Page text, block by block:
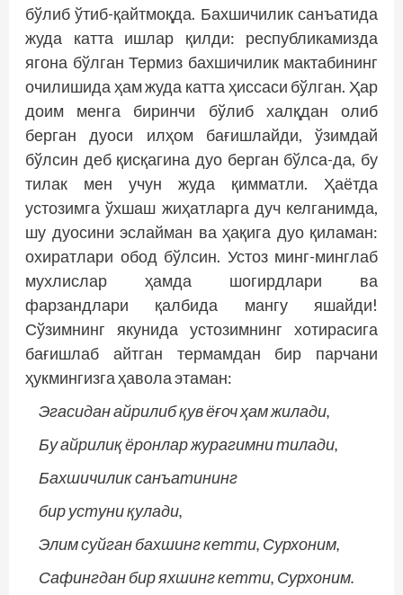
бўлиб ўтиб-қайтмоқда. Бахшичилик санъатида
жуда катта ишлар қилди: республикамизда
ягона бўлган Термиз бахшичилик мактабининг
очилишида ҳам жуда катта ҳиссаси бўлган. Ҳар
доим менга биринчи бўлиб халқдан олиб
берган дуоси илҳом бағишлайди, ўзимдай
бўлсин деб қисқагина дуо берган бўлса-да, бу
тилак мен учун жуда қимматли. Ҳаётда
устозимга ўхшаш жиҳатларга дуч келганимда,
шу дуосини эслайман ва ҳақига дуо қиламан:
охиратлари обод бўлсин. Устоз минг-минглаб
мухлислар ҳамда шогирдлари ва
фарзандлари қалбида мангу яшайди!
Сўзимнинг якунида устозимнинг хотирасига
бағишлаб айтган термамдан бир парчани
ҳукмингизга ҳавола этаман:
Эгасидан айрилибқувёғочҳамжилади,
Бу айрилиқ ёронлар журагимни тилади,
Бахшичилик санъатининг
бир устуниқулади,
Элим суйган бахшинг кетти, Сурхоним,
Сафингдан бир яхшинг кетти, Сурхоним.